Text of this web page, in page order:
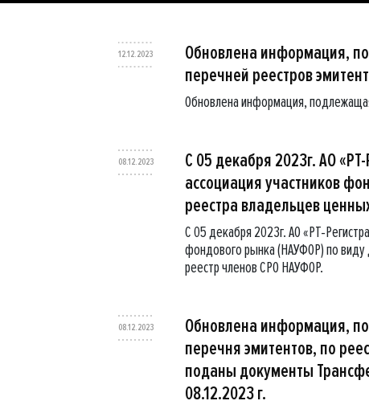
12.12.2023
Обновлена информация,
перечней реестров
Обновлена информация,
08.12.2023
С 05 декабря 2023г. АО
ассоциация участников
реестра владельцев
С 05 декабря 2023г. АО «РТ-
фондового рынка (НАУФОР) по виду
реестр членов СРО НАУФОР.
08.12.2023
Обновлена информация,
перечня эмитентов, по
поданы документы
08.12.2023 г.